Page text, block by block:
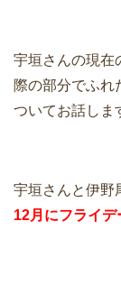
宇垣さんの現在
際の部分でふれ
ついてお話しま
宇垣さんと伊野
12月にフライ